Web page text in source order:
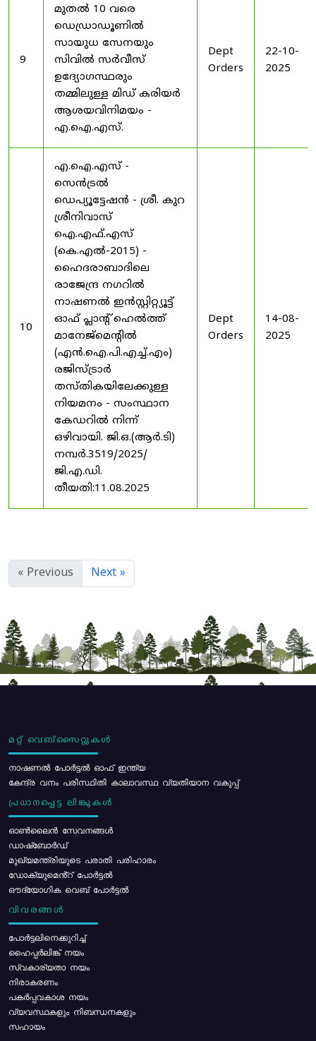
9
മുതൽ 10 വരെ
ഡെഡ്രാഡൂണിൽ
സായുധ സേനയും
സിവിൽ സർവീസ്
ഉദ്യോഗസ്ഥരും
തമ്മിലുള്ള മിഡ് കരിയർ
ആശയവിനിമയം -
എ.ഐ.എസ്.
Dept
Orders
22-10-
2025
10
എ.ഐ.എസ് -
സെൻട്രൽ
ഡെപ്യൂട്ടേഷൻ - ശ്രീ. കുറ
ശ്രീനിവാസ്
ഐ.എഫ്.എസ്
(കെ.എൽ-2015) -
ഹൈദരാബാദിലെ
രാജേന്ദ്ര നഗറിൽ
നാഷണൽ ഇൻസ്റ്റിറ്റ്യൂട്ട്
ഓഫ് പ്ലാന്റ് ഹെൽത്ത്
മാനേജ്‌മെന്റിൽ
(എൻ.ഐ.പി.എച്ച്.എം)
രജിസ്ട്രാർ
തസ്തികയിലേക്കുള്ള
നിയമനം - സംസ്ഥാന
കേഡറിൽ നിന്ന്
ഒഴിവായി. ജി.ഒ.(ആർ.ടി)
നമ്പർ.3519/2025/
ജി.എ.ഡി.
തീയതി:11.08.2025
Dept
Orders
14-08-
2025
« Previous Next »
മറ്റ് വെബ്സൈറ്റുകൾ
നാഷണൽ പോർട്ടൽ ഓഫ് ഇന്ത്യ
കേന്ദ്ര വനം പരിസ്ഥിതി കാലാവസ്ഥ വ്യതിയാന വകുപ്പ്
പ്രധാനപ്പെട്ട ലിങ്കുകൾ
ഓൺലൈൻ സേവനങ്ങൾ
ഡാഷ്ബോർഡ്
മുഖ്യമന്ത്രിയുടെ പരാതി പരിഹാരം
ഡോക്യുമെൻ്റ് പോർട്ടൽ
ഔദ്യോഗിക വെബ് പോർട്ടൽ
വിവരങ്ങൾ
പോര്‍ട്ടലിനെക്കുറിച്ച്
ഹൈപ്പർലിങ്ക് നയം
സ്വകാര്യതാ നയം
നിരാകരണം
പകർപ്പവകാശ നയം
വ്യവസ്ഥകളും നിബന്ധനകളും
സഹായം